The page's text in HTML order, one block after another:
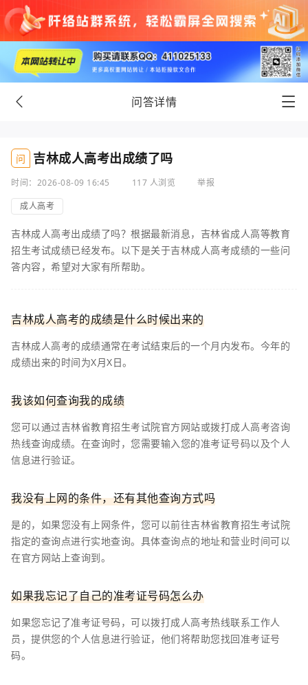
问答详情
问 吉林成人高考出成绩了吗
时间：2026-08-09 16:45 117 人浏览
举报
成人高考
吉林成人高考出成绩了吗？根据最新消息，吉林省成人高等教育
招生考试成绩已经发布。以下是关于吉林成人高考成绩的一些问
答内容，希望对大家有所帮助。
吉林成人高考的成绩是什么时候出来的
吉林成人高考的成绩通常在考试结束后的一个月内发布。今年的
成绩出来的时间为X月X日。
我该如何查询我的成绩
您可以通过吉林省教育招生考试院官方网站或拨打成人高考咨询
热线查询成绩。在查询时，您需要输入您的准考证号码以及个人
信息进行验证。
我没有上网的条件，还有其他查询方式吗
是的，如果您没有上网条件，您可以前往吉林省教育招生考试院
指定的查询点进行实地查询。具体查询点的地址和营业时间可以
在官方网站上查询到。
如果我忘记了自己的准考证号码怎么办
如果您忘记了准考证号码，可以拨打成人高考热线联系工作人
员，提供您的个人信息进行验证，他们将帮助您找回准考证号
码。